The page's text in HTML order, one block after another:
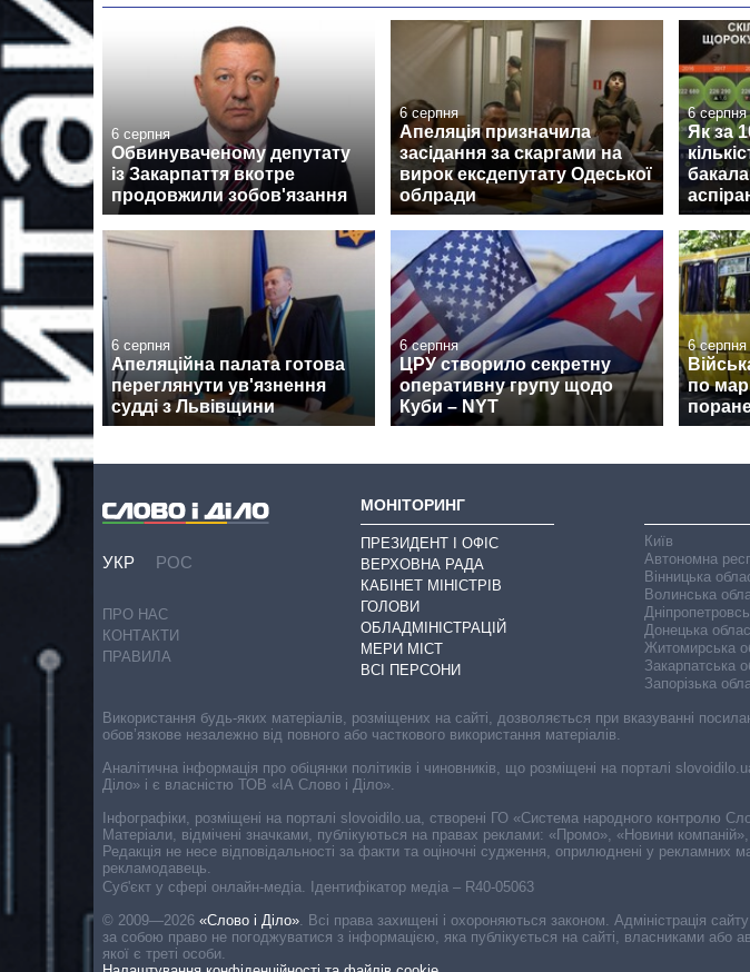
6 серпня
Обвинуваченому депутату
із Закарпаття вкотре
продовжили зобов'язання
6 серпня
Апеляція призначила
засідання за скаргами на
вирок ексдепутату Одеської
облради
6 серпня
Як за
6 серпня
Апеляційна палата готова
переглянути ув'язнення
судді з Львівщини
6 серпня
ЦРУ створило секретну
оперативну групу щодо
Куби – NYT
6 серпня
по
УКР РОС
ПРО НАС
КОНТАКТИ
ПРАВИЛА
МОНІТОРИНГ
ПРЕЗИДЕНТ І ОФІС
ВЕРХОВНА РАДА
КАБІНЕТ МІНІСТРІВ
ГОЛОВИ
ОБЛАДМІНІСТРАЦІЙ
МЕРИ МІСТ
ВСІ ПЕРСОНИ
Київ
Автономна
Вінницька
Волинська
Донецька
Житомирська
Закарпатська
Запорізька
Cуб'єкт у сфері онлайн-медіа. Ідентифікатор медіа – R40-05063
© 2009—2026 «Слово і Діло». Всі права захищені і охороняються законом. Адміністрація
за собою право не погоджуватися з інформацією, яка публікується на сайті, власниками або
якої є треті особи.
Використання будь-яких матеріалів, розміщених на сайті, дозволяється при вказуванні
обов’язкове незалежно від повного або часткового використання матеріалів.
Аналітична інформація про обіцянки політиків і чиновників, що розміщені на порталі
Діло» і є власністю ТОВ «ІА Слово і Діло».
Інфографіки, розміщені на порталі slovoidilo.ua, створені ГО «Система народного контролю
Матеріали, відмічені значками, публікуються на правах реклами: «Промо», «Новини
Редакція не несе відповідальності за факти та оціночні судження, оприлюднені у рекламних
рекламодавець.